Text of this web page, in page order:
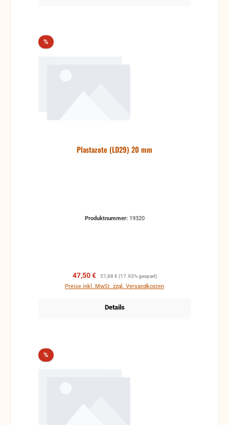
%Rabatt
Plastazote (LD29) 20 mm
Produktnummer: 19320
Verkaufspreis:
47,50 € Regulärer Preis:
57,88 € (17.93% gespart)
Preise inkl. MwSt. zzgl. Versandkosten
Details
%Rabatt